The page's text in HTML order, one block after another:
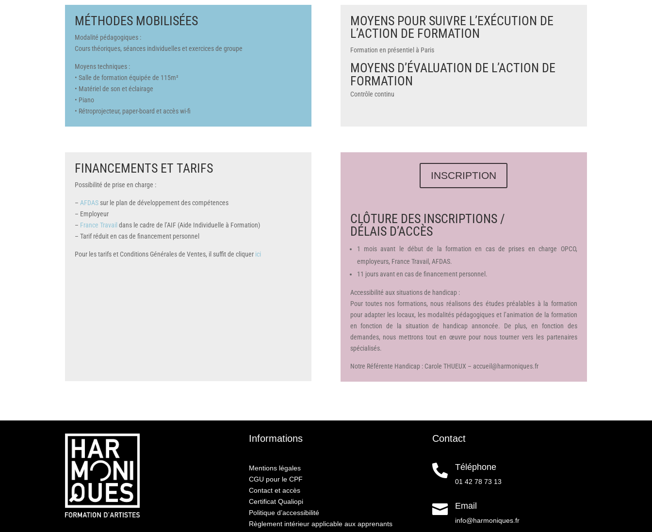
MÉTHODES MOBILISÉES
Modalité pédagogiques :
Cours théoriques, séances individuelles etexercices de groupe
Moyens techniques :
• Salle de formation équipée de 115m²
• Matériel de son et éclairage
• Piano
• Rétroprojecteur, paper-board et accès wi-fi
MOYENS POUR SUIVRE L’EXÉCUTION DE
L’ACTION DE FORMATION
Formation en présentiel à Paris
MOYENS D’ÉVALUATION DE L’ACTION DE
FORMATION
Contrôle continu
FINANCEMENTS ET TARIFS
Possibilité de prise en charge :
–AFDAS sur le plan de développement des compétences
– Employeur
– France Travail dans le cadre de l’AIF (Aide Individuelle à Formation)
– Tarif réduit en cas de financement personnel
Pour les tarifs et Conditions Générales de Ventes, il suffit de cliquer ici
INSCRIPTION
CLÔTURE DES INSCRIPTIONS /
DÉLAIS D’ACCÈS
1 mois avant le début de la formation en cas de prises en charge OPCO,
employeurs, France Travail, AFDAS.
11 jours avant en cas de financement personnel.
Accessibilité aux situations de handicap :
Pour toutes nos formations, nous réalisons des études préalables à la formation
pour adapter les locaux, les modalités pédagogiques et l’animation de la formation
en fonction de la situation de handicap annoncée. De plus, en fonction des
demandes, nous mettrons tout en œuvre pour nous tourner vers les partenaires
spécialisés.
Notre Référente Handicap : Carole THUEUX – accueil@harmoniques.fr
Informations
Mentions légales
CGU pour le CPF
Contact et accès
Certificat Qualiopi
Politique d’accessibilité
Règlement intérieur applicable aux apprenants
Contact
 Téléphone
01 42 78 73 13
 Email
info@harmoniques.fr